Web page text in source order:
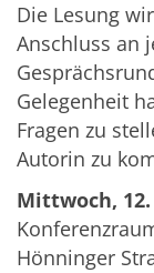
Die Lesung
Anschluss an
Gelegenheit
Fragen zu
Autorin zu
Mittwoch, 12.
Hönninger